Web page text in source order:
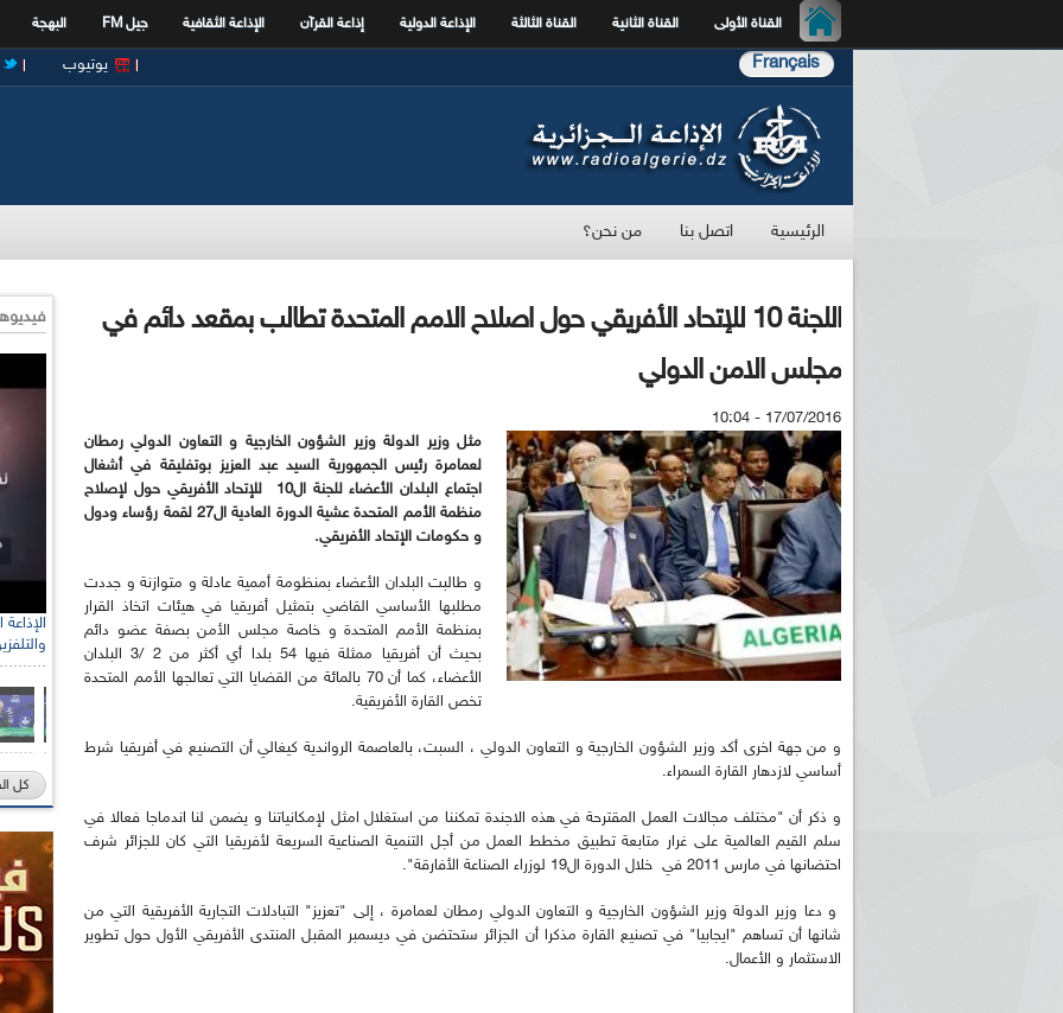
القناة الأولى القناة الثانية القناة الثالثة الإذاعة الدولية إذاعة القرآن الإذاعة الثقافية جيل FM البهجة
Français يوتيوب
الرئيسية اتصل بنا من نحن؟
اللجنة 10 للإتحاد الأفريقي حول اصلاح الامم المتحدة تطالب بمقعد دائم في
مجلس الامن الدولي
17/07/2016 - 10:04
مثل وزير الدولة وزير الشؤون الخارجية و التعاون الدولي رمطان
لعمامرة رئيس الجمهورية السيد عبد العزيز بوتفليقة في أشغال
اجتماع البلدان الأعضاء للجنة ال10 للإتحاد الأفريقي حول لإصلاح
منظمة الأمم المتحدة عشية الدورة العادية ال27 لقمة رؤساء ودول
و حكومات الإتحاد الأفريقي.
و طالبت البلدان الأعضاء بمنظومة أممية عادلة و متوازنة و جددت
مطلبها الأساسي القاضي بتمثيل أفريقيا في هيئات اتخاذ القرار
بمنظمة الأمم المتحدة و خاصة مجلس الأمن بصفة عضو دائم
بحيث أن أفريقيا ممثلة فيها 54 بلدا أي أكثر من 2 /3 البلدان
الأعضاء، كما أن 70 بالمائة من القضايا التي تعالجها الأمم المتحدة
تخص القارة الأفريقية.
و من جهة اخرى أكد وزير الشؤون الخارجية و التعاون الدولي ، السبت، بالعاصمة الرواندية كيغالي أن التصنيع في أفريقيا شرط
أساسي لازدهار القارة السمراء.
و ذكر أن "مختلف مجالات العمل المقترحة في هذه الاجندة تمكننا من استغلال امثل لإمكانياتنا و يضمن لنا اندماجا فعالا في
سلم القيم العالمية على غرار متابعة تطبيق مخطط العمل من أجل التنمية الصناعية السريعة لأفريقيا التي كان للجزائر شرف
احتضانها في مارس 2011 في خلال الدورة ال19 لوزراء الصناعة الأفارقة".
و دعا وزير الدولة وزير الشؤون الخارجية و التعاون الدولي رمطان لعمامرة ، إلى "تعزيز" التبادلات التجارية الأفريقية التي من
شانها أن تساهم "ايجابيا" في تصنيع القارة مذكرا أن الجزائر ستحتضن في ديسمبر المقبل المنتدى الأفريقي الأول حول تطوير
الاستثمار و الأعمال.
كل